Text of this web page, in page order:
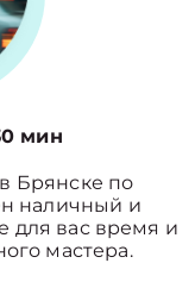
мин
Брянске по
наличный и
для вас время и
мастера.